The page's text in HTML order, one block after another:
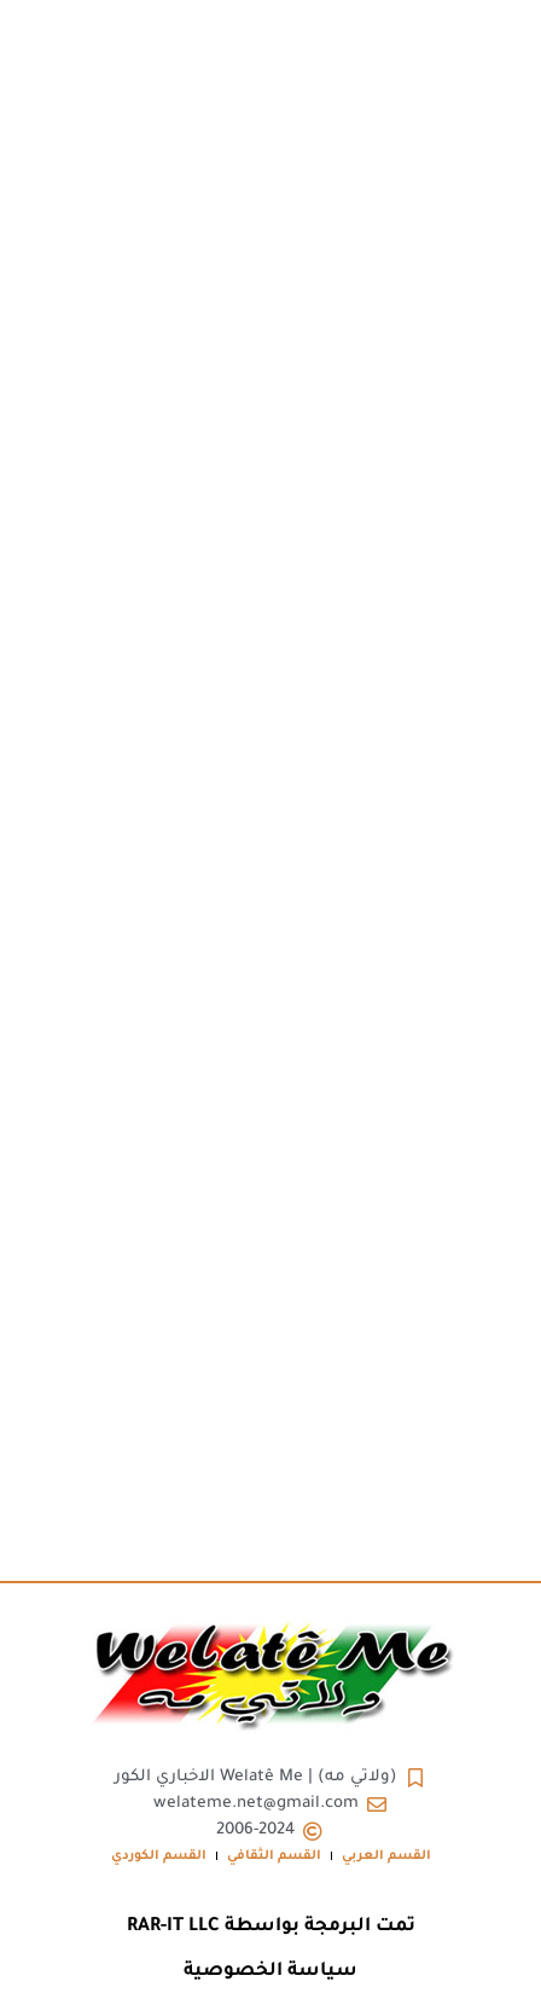
(ولاتي مه) | Welatê Me الاخباري الكور
welateme.net@gmail.com
2006-2024
القسم العربي القسم الثقافي القسم الكوردي
تمت البرمجة بواسطة RAR-IT LLC
سياسة الخصوصية